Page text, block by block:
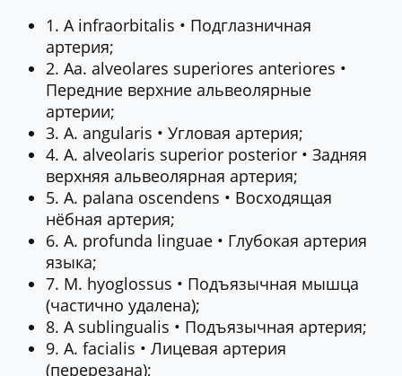
1. A infraorbitalis • Подглазничная
артерия;
2. Aa. alveolares superiores anteriores •
Передние верхние альвеолярные
артерии;
3. A. angularis • Угловая артерия;
4. A. alveolaris superior posterior • Задняя
верхняя альвеолярная артерия;
5. A. palana oscendens • Восходящая
нёбная артерия;
6. A. profunda linguae • Глубокая артерия
языка;
7. М. hyoglossus • Подъязычная мышца
(частично удалена);
8. A sublingualis • Подъязычная артерия;
9. A. facialis • Лицевая артерия
(перерезана);